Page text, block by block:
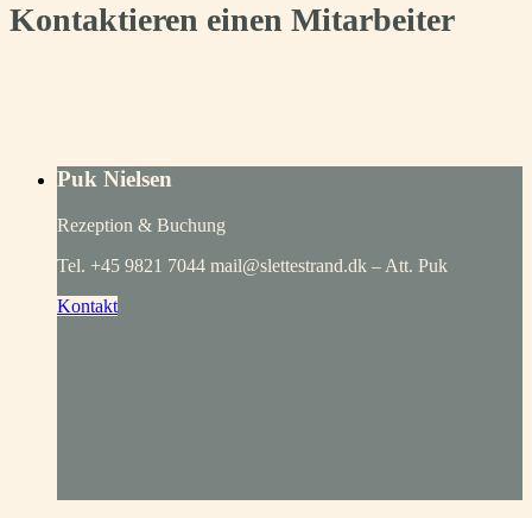
Kontaktieren einen Mitarbeiter
Puk Nielsen
Rezeption & Buchung
Tel. +45 9821 7044 mail@slettestrand.dk – Att. Puk
Kontakt